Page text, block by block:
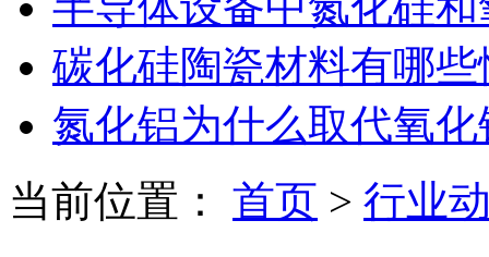
碳化硅陶瓷材料有哪
氮化铝为什么取代氧化
当前位置：
首页 > 行业